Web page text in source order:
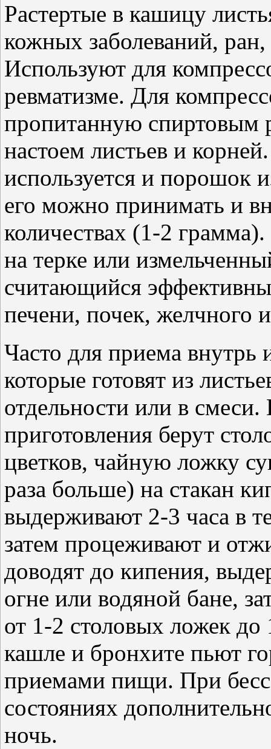
Растертые в кашицу
кожных заболеваний,
Используют для
ревматизме. Для
пропитанную спиртовым
настоем листьев и
используется и порошок
его можно принимать и
количествах (1-2
на терке или
считающийся
печени, почек, желчного
Часто для приема внутрь
которые готовят из
отдельности или в
приготовления берут
цветков, чайную ложку
раза больше) на стакан
выдерживают 2-3 часа в
затем процеживают и
доводят до кипения,
огне или водяной бане,
от 1-2 столовых ложек до
кашле и бронхите пьют
приемами пищи. При
состояниях
ночь.